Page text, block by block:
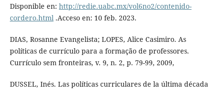
Disponible en: http://redie.uabc.mx/vol6no2/contenido-
cordero.html .Acceso en: 10 feb. 2023.
DIAS, Rosanne Evangelista; LOPES, Alice Casimiro. As
políticas de currículo para a formação de professores.
Currículo sem fronteiras, v. 9, n. 2, p. 79-99, 2009,
DUSSEL, Inés. Las políticas curriculares de la última década